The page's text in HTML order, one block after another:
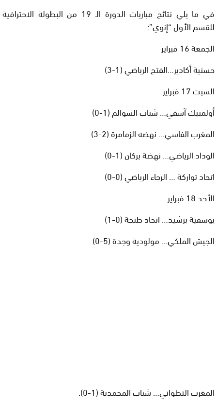
في ما يلي نتائج مباريات الدورة الـ 19 من البطولة الاحترافية
للقسم الأول “إنوي”:
الجمعة 16 فبراير
حسنية أكادير…الفتح الرياضي (1-3)
السبت 17 فبراير
أولمبيك آسفي… شباب السوالم (1-0)
المغرب الفاسي… نهضة الزمامرة (2-3)
الوداد الرياضي… نهضة بركان (1-0)
اتحاد تواركة … الرجاء الرياضي (0-0)
الأحد 18 فبراير
يوسفية برشيد… اتحاد طنجة (0-1)
الجيش الملكي… مولودية وجدة (5-0)
المغرب التطواني… شباب المحمدية (1-0).